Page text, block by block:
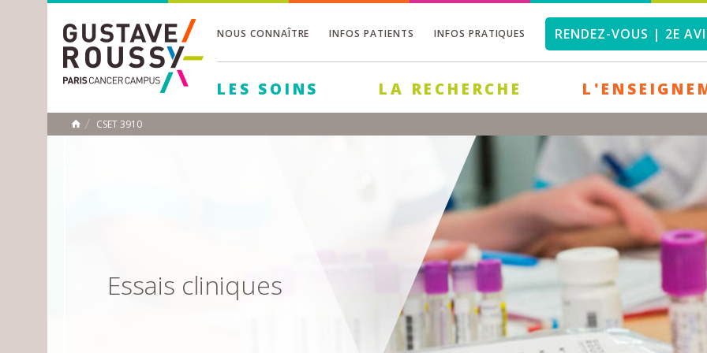
NOUS CONNAÎTRE INFOS PATIENTS INFOS PRATIQUES RENDEZ-VOUS | 2E
LES SOINS LA RECHERCHE
ACCUEIL
CSET 3910
Essais cliniques